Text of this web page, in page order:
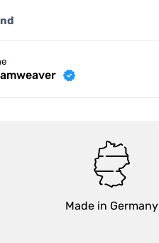
Made in Germany